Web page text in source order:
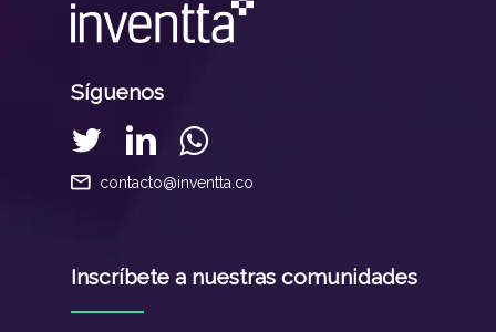
Síguenos
contacto@inventta.co
Inscríbete a nuestras comunidades